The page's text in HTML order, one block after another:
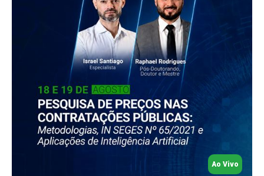
Ao Vivo